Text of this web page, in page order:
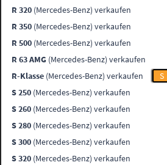
R 320 (Mercedes-Benz) verkaufen
R 350 (Mercedes-Benz) verkaufen
R 500 (Mercedes-Benz) verkaufen
R 63 AMG (Mercedes-Benz) verkaufen
R-Klasse (Mercedes-Benz) verkaufen
S
S 250 (Mercedes-Benz) verkaufen
S 260 (Mercedes-Benz) verkaufen
S 280 (Mercedes-Benz) verkaufen
S 300 (Mercedes-Benz) verkaufen
S 320 (Mercedes-Benz) verkaufen